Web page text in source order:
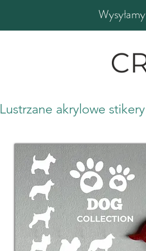
Lustrzane akrylowe stikery